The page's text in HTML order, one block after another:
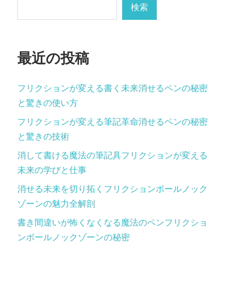
ョ
検索
最近の投稿
フリクションが変える書く未来消せるペンの秘密
と驚きの使い方
フリクションが変える筆記革命消せるペンの秘密
と驚きの技術
消して書ける魔法の筆記具フリクションが変える
未来の学びと仕事
消せる未来を切り拓くフリクションボールノック
ゾーンの魅力全解剖
書き間違いが怖くなくなる魔法のペンフリクショ
ンボールノックゾーンの秘密